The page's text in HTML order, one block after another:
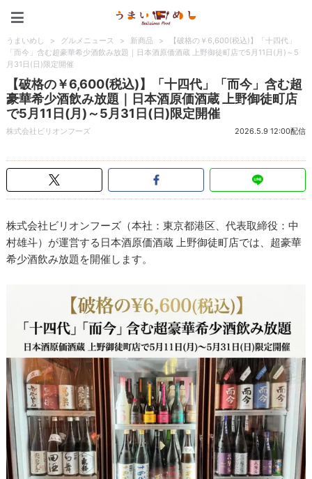
うまいめし > グルメニュース > 新商品 >
【破格の￥6,600(税込)】「十四代」
「而今」含む超豪華希少酒飲み放題｜日本酒原価酒蔵 上野御徒町店で5月11日(月)～5
月31日(日)限定開催
【破格の￥6,600(税込)】「十四代」「而今」含む超
豪華希少酒飲み放題｜日本酒原価酒蔵 上野御徒町店
で5月11日(月)～5月31日(日)限定開催
株式会社ビリオンフーズ 2026.5.9 12:00配信
株式会社ビリオンフーズ（本社：東京都港区、代表取締役：中
村雄斗）が運営する日本酒原価酒蔵 上野御徒町店では、超豪華
希少酒飲み放題を開催します。